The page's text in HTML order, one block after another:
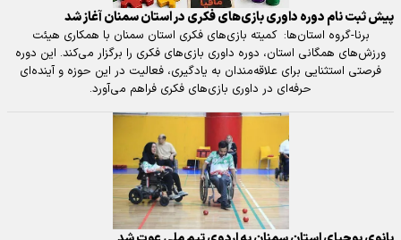
پیش ثبت نام دوره داوری بازی‌های فکری در استان سمنان آغاز شد
برنا-گروه استان‌ها: کمیته بازی‌های فکری استان سمنان با همکاری هیئت
ورزش‌های همگانی استان، دوره داوری بازی‌های فکری را برگزار می‌کند. این دوره
فرصتی استثنایی برای علاقه‌مندان به یادگیری، فعالیت در این حوزه و آینده‌ای
حرفه‌ای در داوری بازی‌های فکری فراهم می‌آورد.